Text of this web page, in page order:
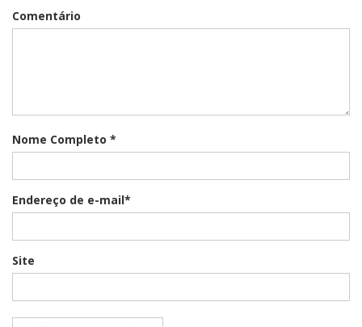
Comentário
Nome Completo *
Endereço de e-mail*
Site